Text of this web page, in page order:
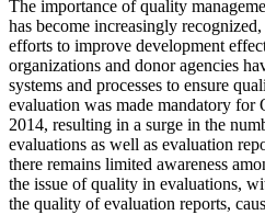
The importance of quality
has become increasingly
efforts to improve development
organizations and donor agencies
systems and processes to ensure
evaluation was made mandatory
2014, resulting in a surge in the
evaluations as well as evaluation
there remains limited awareness
the issue of quality in evaluations,
the quality of evaluation reports,